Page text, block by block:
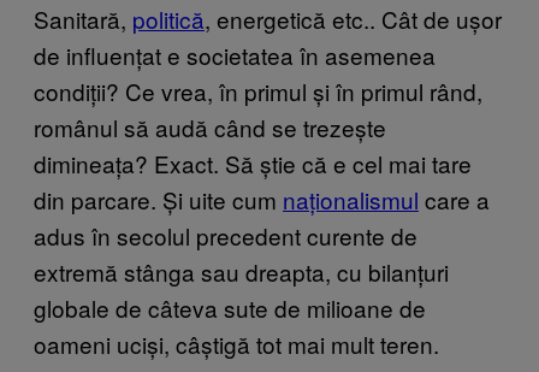
Sanitară, politică, energetică etc.. Cât de ușor
de influențat e societatea în asemenea
condiții? Ce vrea, în primul și în primul rând,
românul să audă când se trezește
dimineața? Exact. Să știe că e cel mai tare
din parcare. Și uite cum naționalismul care a
adus în secolul precedent curente de
extremă stânga sau dreapta, cu bilanțuri
globale de câteva sute de milioane de
oameni uciși, câștigă tot mai mult teren.